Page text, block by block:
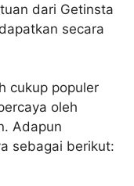
dari Getinsta
secara
cukup populer
oleh
Adapun
sebagai berikut: